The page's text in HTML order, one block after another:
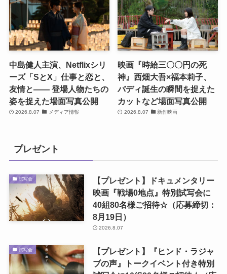
中島健人主演、Netflixシリ
ーズ「SとX」仕事と恋と、
友情と―― 登場人物たちの
姿を捉えた場面写真公開
2026.8.07 メディア情報
映画『時給三〇〇円の死
神』西畑大吾×福本莉子、
バディ誕生の瞬間を捉えた
カットなど場面写真公開
2026.8.07 新作映画
プレゼント
試写会
【プレゼント】ドキュメンタリー
映画『戦場0地点』特別試写会に
40組80名様ご招待☆（応募締切：
8月19日）
2026.8.07
試写会
【プレゼント】『ヒンド・ラジャ
ブの声』トークイベント付き特別